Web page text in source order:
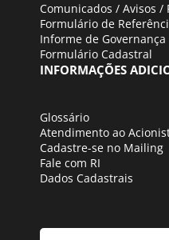
Comunicados / Avisos /
Formulário de
Informe de Governança
Formulário Cadastral
INFORMAÇÕES
Glossário
Atendimento ao
Cadastre-se no Mailing
Fale com RI
Dados Cadastrais